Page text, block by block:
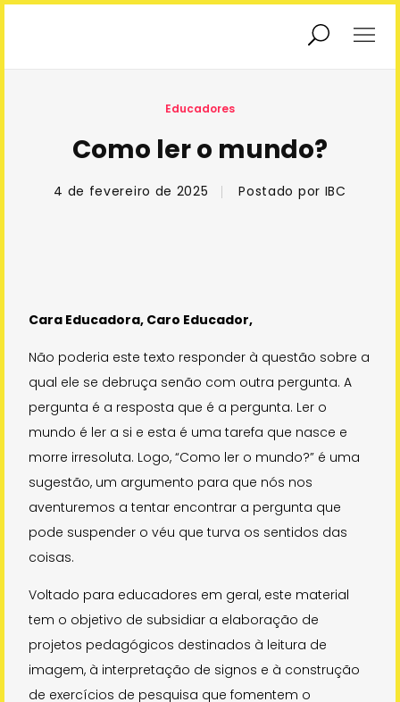
Educadores
Patrimonial
Sobre o Projeto
Sobre o IBC
Copyright 2021 Instituto Bem Cultural
Educadores
Como ler o mundo?
4 de fevereiro de 2025 Postado por IBC
Cara Educadora, Caro Educador,
Não poderia este texto responder à questão sobre a
qual ele se debruça senão com outra pergunta. A
pergunta é a resposta que é a pergunta. Ler o
mundo é ler a si e esta é uma tarefa que nasce e
morre irresoluta. Logo, “Como ler o mundo?” é uma
sugestão, um argumento para que nós nos
aventuremos a tentar encontrar a pergunta que
pode suspender o véu que turva os sentidos das
coisas.
Voltado para educadores em geral, este material
tem o objetivo de subsidiar a elaboração de
projetos pedagógicos destinados à leitura de
imagem, à interpretação de signos e à construção
de exercícios de pesquisa que fomentem o